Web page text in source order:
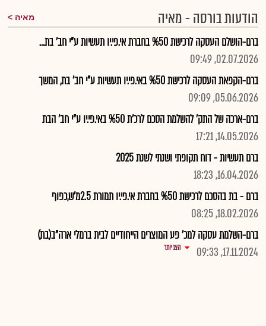
הודעות בורסה - מאיה
מאיה
ברם-הושלם העסקה לרכישת %50 בחברת אי.פי.יו תעשיות ע"י חב' בת...
02.07.2026, 09:49
ברם-הקפאת העסקה לרכישת %50 באי.פי.יו תעשיות ע"י חב' בת, המשך
05.06.2026, 09:09
ברם-ארכה של התק' להשלמת הסכם לרכ'ת %50 באי.פי.יו ע"י חב' הבת
14.05.2026, 17:21
ברם תעשיות - דוח תקופתי ושנתי לשנת 2025
16.04.2026, 18:23
ברם - בת בהסכם לרכישת %50 בחברת אי.פי.יו תמורת 2.5מ'ש,כפוף
18.02.2026, 08:25
ברם-השלמת עסקה למכ' פע המוצרים הייחודיים לבית ברמלי ארה"ב(בת)
17.11.2024, 09:33
הצג יותר